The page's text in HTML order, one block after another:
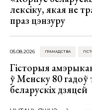
лексіку, якая не
праз цэнзуру
05.08.2026 ГРАМАДСТВА
Гісторыя
ў Менску 80
беларускіх дзяцей